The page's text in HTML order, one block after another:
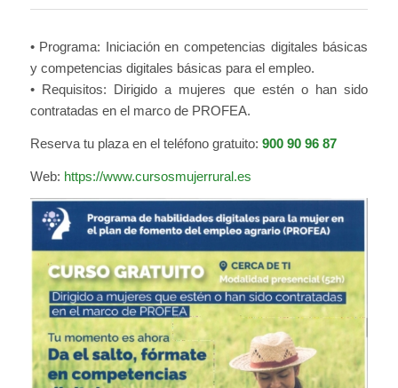
• Programa: Iniciación en competencias digitales básicas
y competencias digitales básicas para el empleo.
• Requisitos: Dirigido a mujeres que estén o han sido
contratadas en el marco de PROFEA.
Reserva tu plaza en el teléfono gratuito: 900 90 96 87
Web: https://www.cursosmujerrural.es